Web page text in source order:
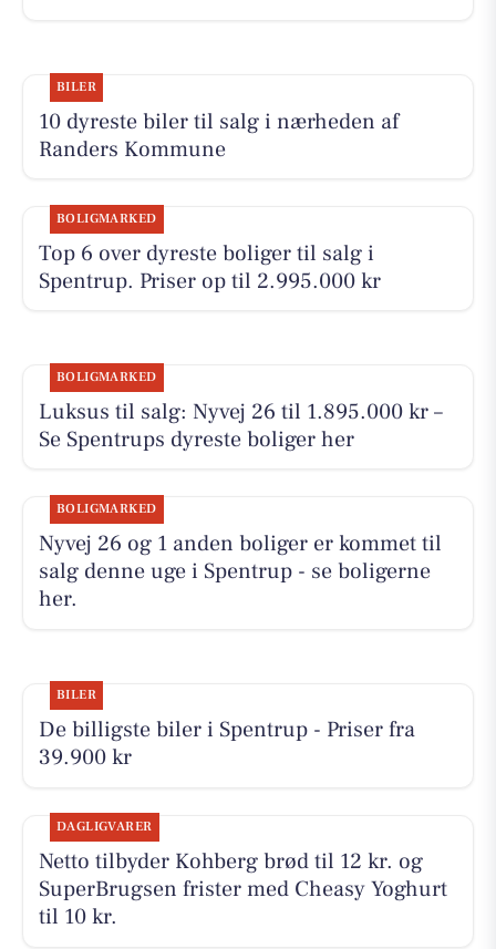
BILER
10 dyreste biler til salg i nærheden af
Randers Kommune
BOLIGMARKED
Top 6 over dyreste boliger til salg i
Spentrup. Priser op til 2.995.000 kr
BOLIGMARKED
Luksus til salg: Nyvej 26 til 1.895.000 kr –
Se Spentrups dyreste boliger her
BOLIGMARKED
Nyvej 26 og 1 anden boliger er kommet til
salg denne uge i Spentrup - se boligerne
her.
BILER
De billigste biler i Spentrup - Priser fra
39.900 kr
DAGLIGVARER
Netto tilbyder Kohberg brød til 12 kr. og
SuperBrugsen frister med Cheasy Yoghurt
til 10 kr.